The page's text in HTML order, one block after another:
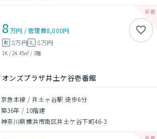
8万円 /管理費8,000円
敷 8万円礼 8万円
1K / 24.45㎡ / 3階
オンズプラザ井土ケ谷壱番館
京急本線 / 井土ヶ谷駅 徒歩6分
築36年 / 10階建
神奈川県横浜市南区井土ケ谷下町46-3